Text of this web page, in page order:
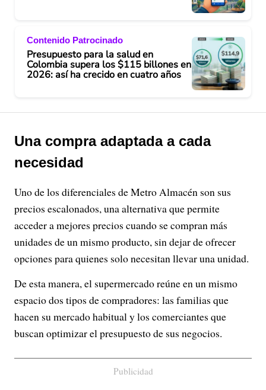
Contenido Patrocinado
Presupuesto para la salud en
Colombia supera los $115 billones en
2026: así ha crecido en cuatro años
Una compra adaptada a cada
necesidad
Uno de los diferenciales de Metro Almacén son sus
precios escalonados, una alternativa que permite
acceder a mejores precios cuando se compran más
unidades de un mismo producto, sin dejar de ofrecer
opciones para quienes solo necesitan llevar una unidad.
De esta manera, el supermercado reúne en un mismo
espacio dos tipos de compradores: las familias que
hacen su mercado habitual y los comerciantes que
buscan optimizar el presupuesto de sus negocios.
Publicidad